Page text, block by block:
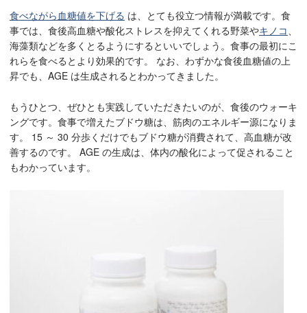
食べながら血糖値を下げる は、とても役立つ情報が満載です。食
事では、食後高血糖や酸化ストレスを抑えてくれる野菜やキノコ、
海藻類などを多くとるようにするといいでしょう。食事の最初にこ
れらを食べるとより効果的です。 なお、わずかな食後血糖値の上
昇でも、AGE は生成されるとわかってきました。
もうひとつ、ぜひとも実践していただきたいのが、食後のウォーキ
ングです。食事で増えたブドウ糖は、筋肉のエネルギー源になりま
す。 15 ～ 30 分歩くだけでもブドウ糖が消費されて、高血糖が改
善するのです。 AGE の生成は、体内の酸化によって促されること
もわかっています。